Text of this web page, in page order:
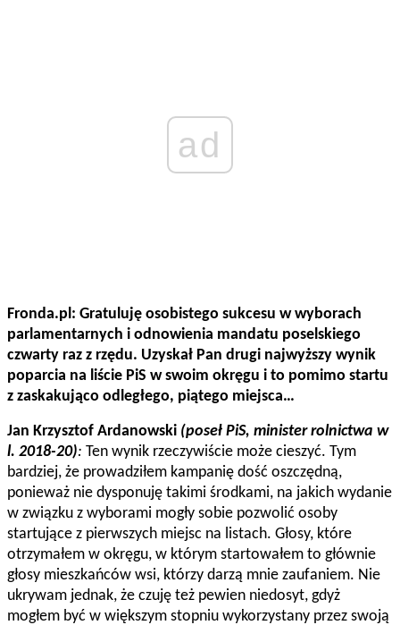
ad
Fronda.pl: Gratuluję osobistego sukcesu w wyborach
parlamentarnych i odnowienia mandatu poselskiego
czwarty raz z rzędu. Uzyskał Pan drugi najwyższy wynik
poparcia na liście PiS w swoim okręgu i to pomimo startu
z zaskakująco odległego, piątego miejsca…
Jan Krzysztof Ardanowski (poseł PiS, minister rolnictwa w
l. 2018-20): Ten wynik rzeczywiście może cieszyć. Tym
bardziej, że prowadziłem kampanię dość oszczędną,
ponieważ nie dysponuję takimi środkami, na jakich wydanie
w związku z wyborami mogły sobie pozwolić osoby
startujące z pierwszych miejsc na listach. Głosy, które
otrzymałem w okręgu, w którym startowałem to głównie
głosy mieszkańców wsi, którzy darzą mnie zaufaniem. Nie
ukrywam jednak, że czuję też pewien niedosyt, gdyż
mogłem być w większym stopniu wykorzystany przez swoją